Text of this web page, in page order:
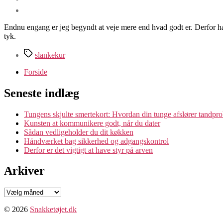
Endnu engang er jeg begyndt at veje mere end hvad godt er. Derfor
tyk.
Tagsslankekur
Forside
Seneste indlæg
Tungens skjulte smertekort: Hvordan din tunge afslører
Kunsten at kommunikere godt, når du dater
Sådan vedligeholder du dit køkken
Håndværket bag sikkerhed og adgangskontrol
Derfor er det vigtigt at have styr på arven
Arkiver
Arkiver
© 2026 Snakketøjet.dk